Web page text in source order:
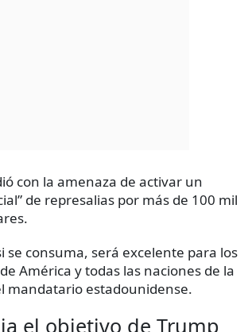
con la amenaza de activar un
de represalias por más de 100 mil
se consuma, será excelente para los
América y todas las naciones de la
mandatario estadounidense.
el objetivo de Trump